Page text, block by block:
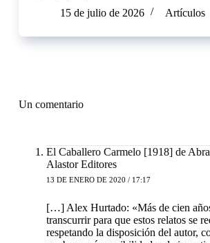
15 de julio de 2026
Artículos
Un comentario
El Caballero Carmelo [1918] de
Alastor Editores
13 DE ENERO DE 2020 / 17:17
[…] Alex Hurtado: «Más de cien
transcurrir para que estos relatos se
respetando la disposición del autor,